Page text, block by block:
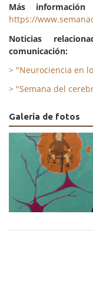
Más
https://
Noticias
comunicación:
> "Neurociencia en
> "Semana del
Galería de fotos